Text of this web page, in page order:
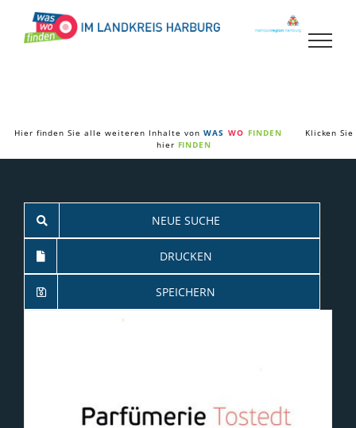
Inhalt
springen
Hier finden Sie alle weiteren Inhalte von WAS WO FINDEN
Klicken Sie
hier FINDEN
NEUE SUCHE
DRUCKEN
SPEICHERN